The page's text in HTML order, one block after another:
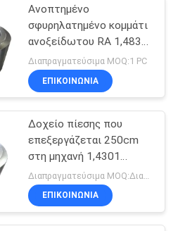
27
Ανοπτημένο
σφυρηλατημένο κομμάτι
ανοξείδωτου RA 1,4835
3.2um
Διαπραγματεύσιμα MOQ:1 PC
ΕΠΙΚΟΙΝΩΝΊΑ
Δοχείο πίεσης που
επεξεργάζεται 250cm
στη μηχανή 1,4301
σφυρηλατημένα
δαχτυλίδια χάλυβα
ΕΠΙΚΟΙΝΩΝΊΑ